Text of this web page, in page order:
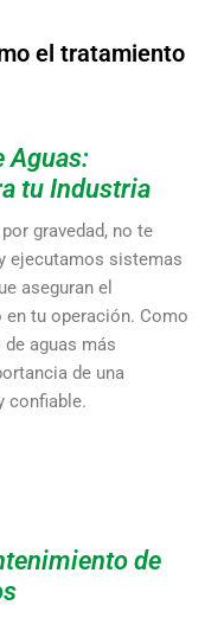
el tratamiento
Aguas:
tu Industria
gravedad, no te
ejecutamos sistemas
aseguran el
tu operación. Como
aguas más
de una
confiable.
de